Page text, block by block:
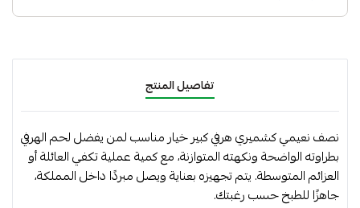
طازج
لحوم
حمراء
تفاصيل المنتج
نصف نعيمي كشميري هرفي كبير خيار مناسب لمن يفضل لحم الهرفي
بطراوته الواضحة ونكهته المتوازنة، مع كمية عملية تكفي العائلة أو
العزائم المتوسطة. يتم تجهيزه بعناية ويصل مبردًا داخل المملكة،
جاهزًا للطبخ حسب رغبتك.